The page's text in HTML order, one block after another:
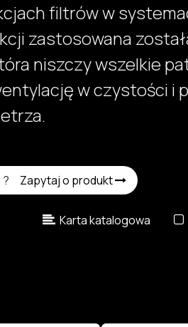
Karta katalogowa
filtrów w
zastosowana
niszczy wszelkie
w czystości i
? Zapytaj o produkt